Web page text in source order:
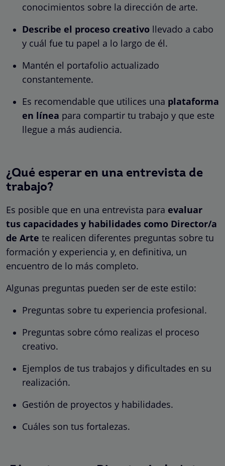
conocimientos sobre la dirección de arte.
Describe el proceso creativo llevado a cabo
y cuál fue tu papel a lo largo de él.
Mantén el portafolio actualizado
constantemente.
Es recomendable que utilices una plataforma
en línea para compartir tu trabajo y que este
llegue a más audiencia.
¿Qué esperar en una entrevista de
trabajo?
Es posible que en una entrevista para evaluar
tus capacidades y habilidades como Director/a
de Arte te realicen diferentes preguntas sobre tu
formación y experiencia y, en definitiva, un
encuentro de lo más completo.
Algunas preguntas pueden ser de este estilo:
Preguntas sobre tu experiencia profesional.
Preguntas sobre cómo realizas el proceso
creativo.
Ejemplos de tus trabajos y dificultades en su
realización.
Gestión de proyectos y habilidades.
Cuáles son tus fortalezas.